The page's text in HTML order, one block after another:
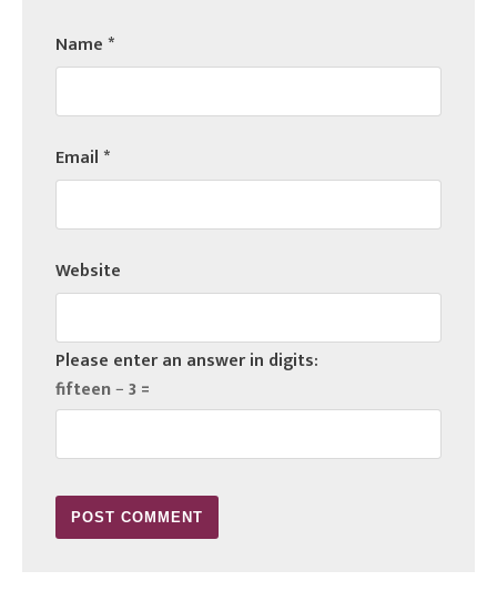
Name*
Email*
Website
Please enter an answer in digits:
fifteen − 3 =